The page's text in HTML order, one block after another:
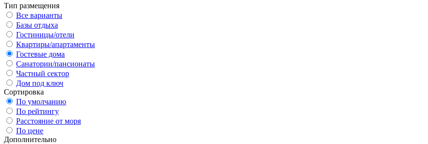
Тип размещения
Все варианты
Базы отдыха
Гостиницы/отели
Квартиры/апартаменты
Гостевые дома
Санатории/пансионаты
Частный сектор
Дом под ключ
Сортировка
По умолчанию
По рейтингу
Расстояние от моря
По цене
Дополнительно